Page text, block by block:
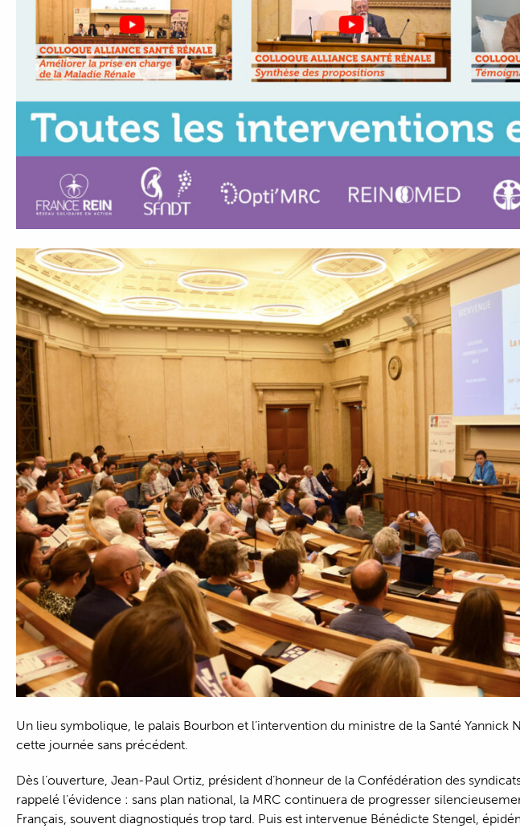
Un lieu symbolique, le palais Bourbon et l’intervention du ministre de la Santé Yannick
cette journée sans précédent.
Dès l’ouverture, Jean-Paul Ortiz, président d’honneur de la Confédération des
rappelé l’évidence : sans plan national, la MRC continuera de progresser
Français, souvent diagnostiqués trop tard. Puis est intervenue Bénédicte Stengel,